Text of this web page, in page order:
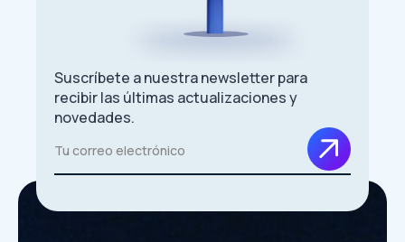
Suscríbete a nuestra newsletter para
recibir las últimas actualizaciones y
novedades.